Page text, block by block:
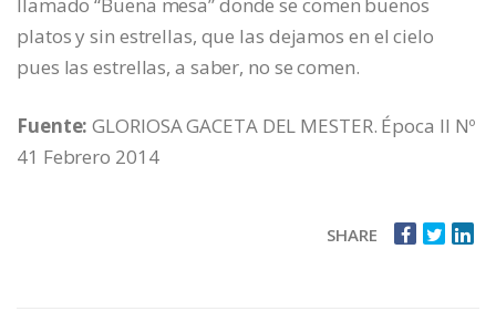
platos y sin estrellas, que las dejamos en el cielo
pues las estrellas, a saber, no se comen.
Fuente: GLORIOSA GACETA DEL MESTER. Época II Nº
41 Febrero 2014
SHARE